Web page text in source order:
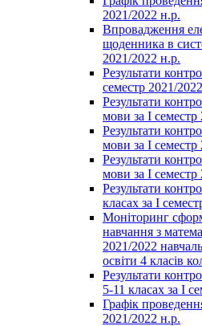
2021/2022 н.р.
Впровадження
щоденника в
2021/2022 н.р.
Результати
семестр 2021/
Результати
мови за І
Результати
мови за І
Результати
мови за І
Результати
класах за І
Моніторинг
навчання з
2021/2022
освіти 4 класів
Результати
5-11 класах за І
Графік
2021/2022 н.р.